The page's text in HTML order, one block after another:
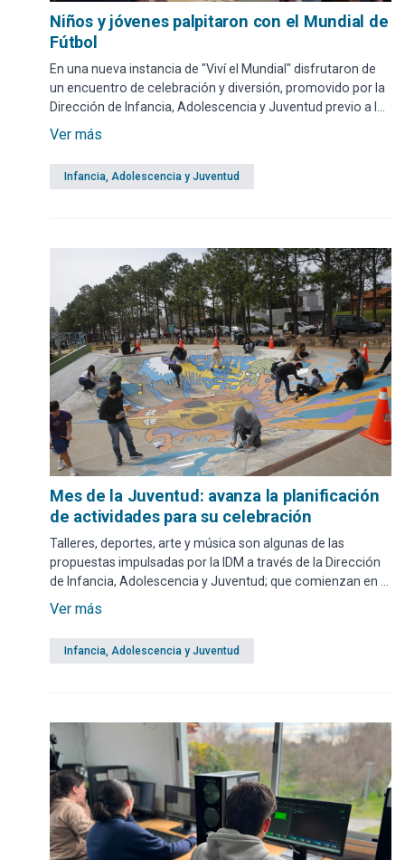
Niños y jóvenes palpitaron con el Mundial de
Fútbol
En una nueva instancia de "Viví el Mundial" disfrutaron de
un encuentro de celebración y diversión, promovido por la
Dirección de Infancia, Adolescencia y Juventud previo a la
semifinal del campeonato.
Ver más
Infancia, Adolescencia y Juventud
Mes de la Juventud: avanza la planificación
de actividades para su celebración
Talleres, deportes, arte y música son algunas de las
propuestas impulsadas por la IDM a través de la Dirección
de Infancia, Adolescencia y Juventud; que comienzan en el
mes de agosto y se extenderán durante septiembre.
Ver más
Infancia, Adolescencia y Juventud